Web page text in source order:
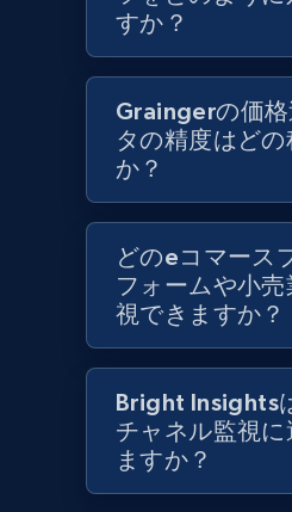
Category id, Product id,
Currency, Colour code,
1.2K+ 208+
Best Buy products
URL, Product id, Title,
Currency, Discount, Initial
Best Buy products -
すか？
Graingerの価
タの精度はど
か？
どのeコマース
フォームや小
視できますか？
Bright Insights
チャネル監視に
ますか？